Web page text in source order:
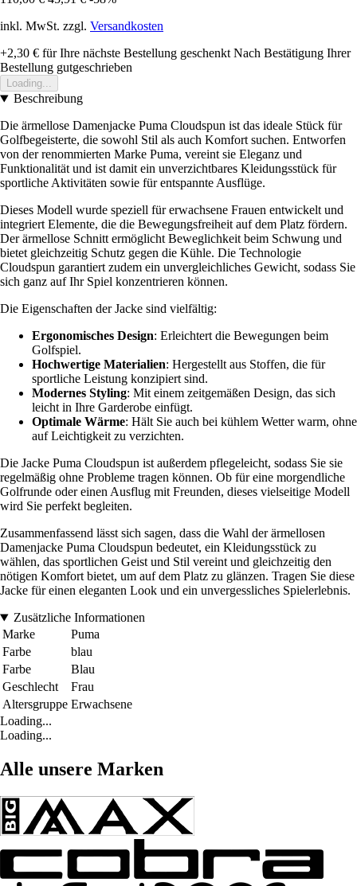
inkl. MwSt. zzgl. Versandkosten
+2,30 € für Ihre nächste Bestellung geschenkt Nach Bestätigung Ihrer
Bestellung gutgeschrieben
Loading...
Beschreibung
Die ärmellose Damenjacke Puma Cloudspun ist das ideale Stück für
Golfbegeisterte, die sowohl Stil als auch Komfort suchen. Entworfen
von der renommierten Marke Puma, vereint sie Eleganz und
Funktionalität und ist damit ein unverzichtbares Kleidungsstück für
sportliche Aktivitäten sowie für entspannte Ausflüge.
Dieses Modell wurde speziell für erwachsene Frauen entwickelt und
integriert Elemente, die die Bewegungsfreiheit auf dem Platz fördern.
Der ärmellose Schnitt ermöglicht Beweglichkeit beim Schwung und
bietet gleichzeitig Schutz gegen die Kühle. Die Technologie
Cloudspun garantiert zudem ein unvergleichliches Gewicht, sodass Sie
sich ganz auf Ihr Spiel konzentrieren können.
Die Eigenschaften der Jacke sind vielfältig:
Ergonomisches Design: Erleichtert die Bewegungen beim
Golfspiel.
Hochwertige Materialien: Hergestellt aus Stoffen, die für
sportliche Leistung konzipiert sind.
Modernes Styling: Mit einem zeitgemäßen Design, das sich
leicht in Ihre Garderobe einfügt.
Optimale Wärme: Hält Sie auch bei kühlem Wetter warm, ohne
auf Leichtigkeit zu verzichten.
Die Jacke Puma Cloudspun ist außerdem pflegeleicht, sodass Sie sie
regelmäßig ohne Probleme tragen können. Ob für eine morgendliche
Golfrunde oder einen Ausflug mit Freunden, dieses vielseitige Modell
wird Sie perfekt begleiten.
Zusammenfassend lässt sich sagen, dass die Wahl der ärmellosen
Damenjacke Puma Cloudspun bedeutet, ein Kleidungsstück zu
wählen, das sportlichen Geist und Stil vereint und gleichzeitig den
nötigen Komfort bietet, um auf dem Platz zu glänzen. Tragen Sie diese
Jacke für einen eleganten Look und ein unvergessliches Spielerlebnis.
Zusätzliche Informationen
Marke
Puma
Farbe
blau
Farbe
Blau
Geschlecht
Frau
Altersgruppe Erwachsene
Loading...
Loading...
Alle unsere Marken